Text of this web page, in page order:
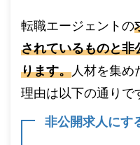
転職エージェントの
されているものと非
ります。人材を集め
理由は以下の通りで
非公開求人にす